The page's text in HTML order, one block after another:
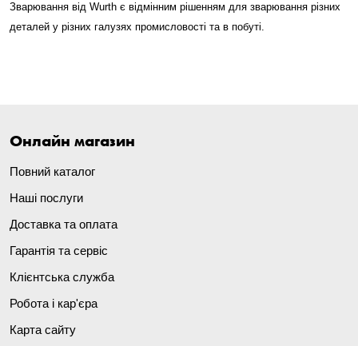
Зварювання від Wurth є відмінним рішенням для зварювання різних
деталей у різних галузях промисловості та в побуті.
Онлайн магазин
Повний каталог
Наші послуги
Доставка та оплата
Гарантія та сервіс
Клієнтська служба
Робота і кар'єра
Карта сайту